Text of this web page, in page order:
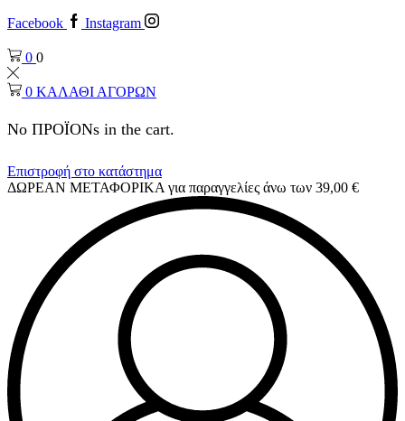
Facebook Instagram
0 0
0 ΚΑΛΑΘΙ ΑΓΟΡΩΝ
No ΠΡΟΪΟΝs in the cart.
Επιστροφή στο κατάστημα
ΔΩΡΕΑΝ ΜΕΤΑΦΟΡΙΚΑ για παραγγελίες άνω των 39,00 €